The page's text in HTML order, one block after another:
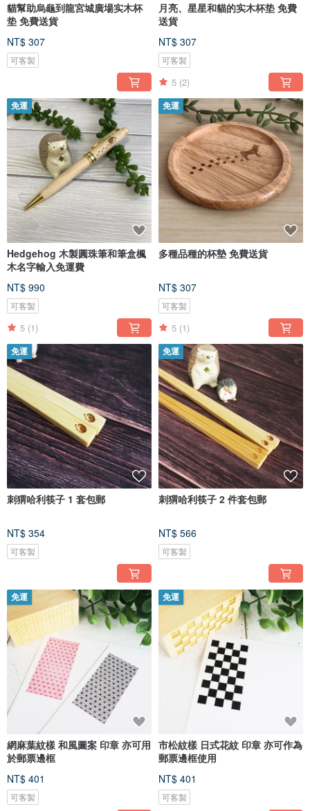
貓幫助烏龜到龍宮城廣場实木杯
垫 免費送貨
NT$ 307
可客製
月亮、星星和貓的实木杯垫 免費
送貨
NT$ 307
可客製
5 (2)
免運
Hedgehog 木製圓珠筆和筆盒楓
木名字輸入免運費
NT$ 990
可客製
5 (1)
免運
多種品種的杯墊 免費送貨
NT$ 307
可客製
5 (1)
免運
刺猬哈利筷子 1 套包郵
NT$ 354
可客製
免運
刺猬哈利筷子 2 件套包郵
NT$ 566
可客製
免運
網麻葉紋樣 和風圖案 印章 亦可用
於郵票邊框
NT$ 401
可客製
免運
市松紋樣 日式花紋 印章 亦可作為
郵票邊框使用
NT$ 401
可客製